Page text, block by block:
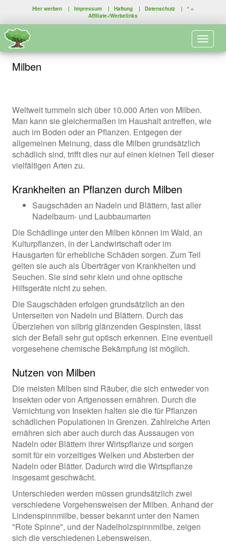
Hier werben | Impressum | Haftung | Datenschutz | * =
Affiliate-/Werbelinks
Milben
Weltweit tummeln sich über 10.000 Arten von Milben.
Man kann sie gleichermaßen im Haushalt antreffen, wie
auch im Boden oder an Pflanzen. Entgegen der
allgemeinen Meinung, dass die Milben grundsätzlich
schädlich sind, trifft dies nur auf einen kleinen Teil dieser
vielfältigen Arten zu.
Krankheiten an Pflanzen durch Milben
Saugschäden an Nadeln und Blättern, fast aller
Nadelbaum- und Laubbaumarten
Die Schädlinge unter den Milben können im Wald, an
Kulturpflanzen, in der Landwirtschaft oder im
Hausgarten für erhebliche Schäden sorgen. Zum Teil
gelten sie auch als Überträger von Krankheiten und
Seuchen. Sie sind sehr klein und ohne optische
Hilfsgeräte nicht zu sehen.
Die Saugschäden erfolgen grundsätzlich an den
Unterseiten von Nadeln und Blättern. Durch das
Überziehen von silbrig glänzenden Gespinsten, lässt
sich der Befall sehr gut optisch erkennen. Eine eventuell
vorgesehene chemische Bekämpfung ist möglich.
Nutzen von Milben
Die meisten Milben sind Räuber, die sich entweder von
Insekten oder von Artgenossen ernähren. Durch die
Vernichtung von Insekten halten sie die für Pflanzen
schädlichen Populationen in Grenzen. Zahlreiche Arten
ernähren sich aber auch durch das Aussaugen von
Nadeln oder Blättern ihrer Wirtspflanze und sorgen
somit für ein vorzeitiges Welken und Absterben der
Nadeln oder Blätter. Dadurch wird die Wirtspflanze
insgesamt geschwächt.
Unterschieden werden müssen grundsätzlich zwei
verschiedene Vorgehensweisen der Milben. Anhand der
Lindenspinnmilbe, besser bekannt unter den Namen
"Rote Spinne", und der Nadelholzspinnmilbe, zeigen
sich die verschiedenen Lebensweisen.